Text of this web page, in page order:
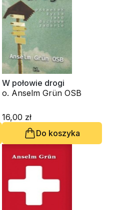
W połowie drogi
o. Anselm Grün OSB
16,00 zł
Do koszyka